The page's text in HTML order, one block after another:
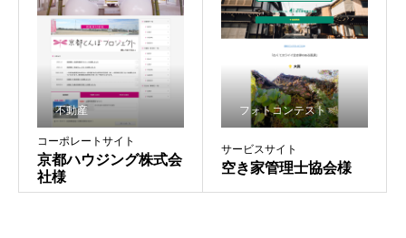
NEWS お知らせ
ABOUT US 会社概要
CONTACTS お問い合わせ
コーポレートサイト
京都ハウジング株式会
社様
不動産
サービスサイト
空き家管理士協会様
フォトコンテスト